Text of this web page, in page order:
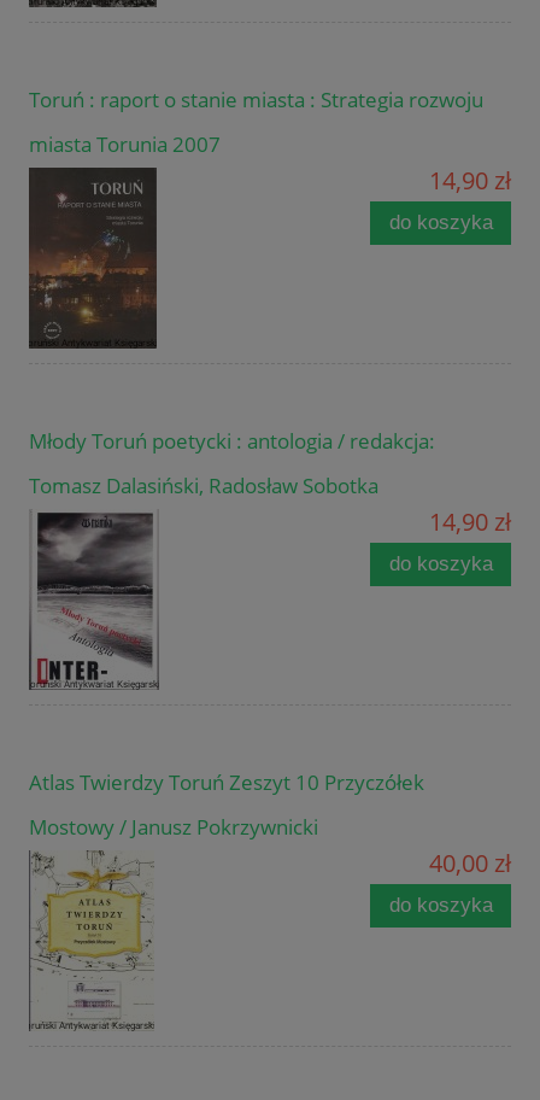
Toruń : raport o stanie miasta : Strategia rozwoju
miasta Torunia 2007
14,90 zł
do koszyka
Młody Toruń poetycki : antologia / redakcja:
Tomasz Dalasiński, Radosław Sobotka
14,90 zł
do koszyka
Atlas Twierdzy Toruń Zeszyt 10 Przyczółek
Mostowy / Janusz Pokrzywnicki
40,00 zł
do koszyka